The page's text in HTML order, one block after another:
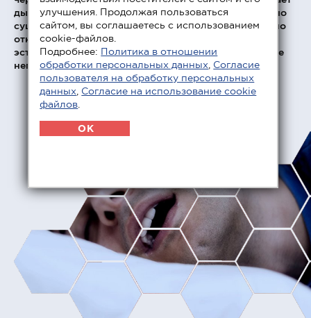
дышать ртом. На период простуды это действительно
существенно облегчает состояние, однако постоянно
открытый рот выглядит, по меньшей мере, не
эстетично. И это далеко не все проблемы, вызванные
неправильным дыханием.
улучшения. Продолжая пользоваться
сайтом, вы соглашаетесь с использованием
cookie-файлов.
Подробнее: Политика в отношении
обработки персональных данных Согласие
пользователя на обработку персональных
данных Согласие на использование cookie
файлов
OK